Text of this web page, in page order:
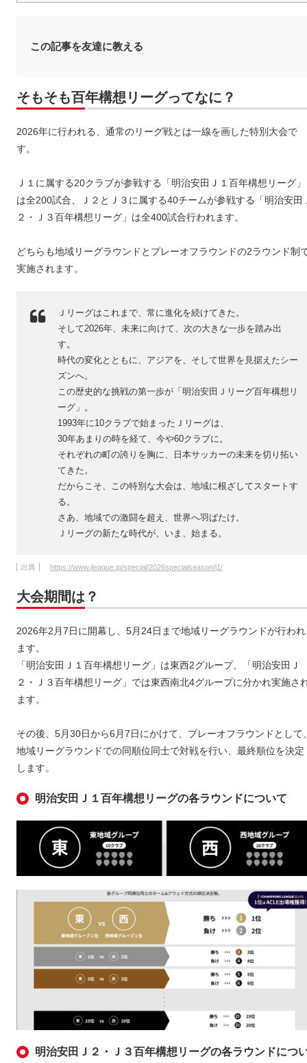
この記事を友達に教える
そもそも百年構想リーグってなに？
2026年に行われる、通常のリーグ戦とは一線を画した特別大会で
す。
Ｊ１に属する20クラブが参戦する「明治安田Ｊ１百年構想リーグ」
は全200試合、Ｊ２とＪ３に属する40チームが参戦する「明治安田
２・Ｊ３百年構想リーグ」は全400試合行われます。
どちらも地域リーグラウンドとプレーオフラウンドの2ラウンド制
実施されます。
Ｊリーグはこれまで、常に進化を続けてきた。
そして2026年、未来に向けて、次の大きな一歩を踏み出
す。
時代の変化とともに、アジアを、そして世界を見据えたシー
ズンへ。
この歴史的な挑戦の第一歩が「明治安田Ｊリーグ百年構想リ
ーグ」。
1993年に10クラブで始まったＪリーグは、
30年あまりの時を経て、今や60クラブに。
それぞれの町の誇りを胸に、日本サッカーの未来を切り拓い
てきた。
だからこそ、この特別な大会は、地域に根ざしてスタートす
る。
さあ、地域での激闘を超え、世界へ羽ばたけ。
Ｊリーグの新たな時代が、いま、始まる。
出典 https://www.jleague.jp/special/2026specialseason/j1/
大会期間は？
2026年2月7日に開幕し、5月24日まで地域リーグラウンドが行われ
ます。
「明治安田Ｊ１百年構想リーグ」は東西2グループ、「明治安田Ｊ
２・Ｊ３百年構想リーグ」では東西南北4グループに分かれ実施さ
ます。
その後、5月30日から6月7日にかけて、プレーオフラウンドとして
地域リーグラウンドでの同順位同士で対戦を行い、最終順位を決定
します。
明治安田Ｊ１百年構想リーグの各ラウンドについて
明治安田Ｊ２・Ｊ３百年構想リーグの各ラウンドにつ